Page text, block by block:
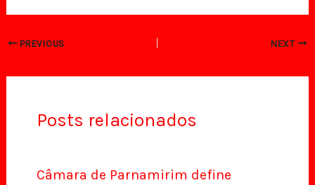
PREVIOUS NEXT
Posts relacionados
Câmara de Parnamirim define